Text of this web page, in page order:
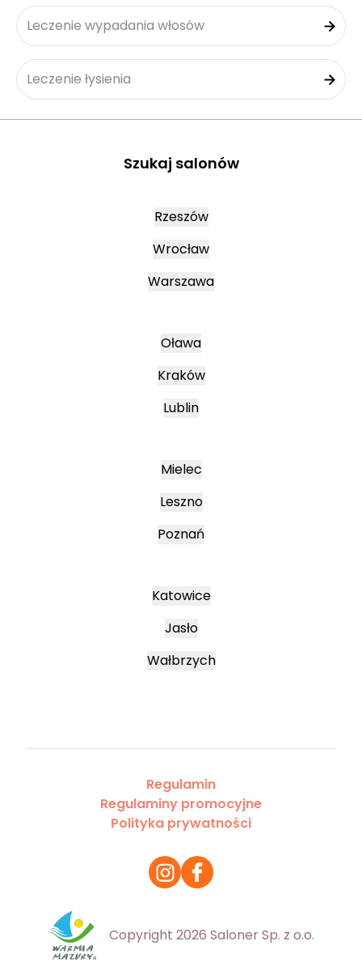
Leczenie wypadania włosów
Leczenie łysienia
Szukaj salonów
Rzeszów
Wrocław
Warszawa
Oława
Kraków
Lublin
Mielec
Leszno
Poznań
Katowice
Jasło
Wałbrzych
Regulamin
Regulaminy promocyjne
Polityka prywatności
Copyright 2026 Saloner Sp. z o.o.